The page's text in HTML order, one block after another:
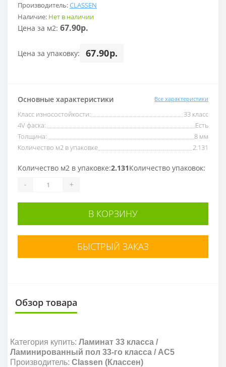
Производитель:CLASSEN
Наличие: Нет в наличии
Цена за м2: 67.90р.
Цена за упаковку: 67.90р.
Основные характеристики Все характеристики
Класс износостойкости:
33 класс
4V фаска:
Есть
Толщина:
8 мм
Количество м2 в упаковке
2.131
Количество м2 в упаковке:2.131Количество упаковок:
- +
В КОРЗИНУ
БЫСТРЫЙ ЗАКАЗ
Обзор товара
Категория купить: Ламинат 33 класса /
Ламинированный пол 33-го класса / AC5
Производитель: Сlassen (Классен)